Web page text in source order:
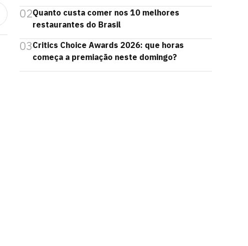
02Quanto custa comer nos 10 melhores
restaurantes do Brasil
03Critics Choice Awards 2026: que horas
começa a premiação neste domingo?